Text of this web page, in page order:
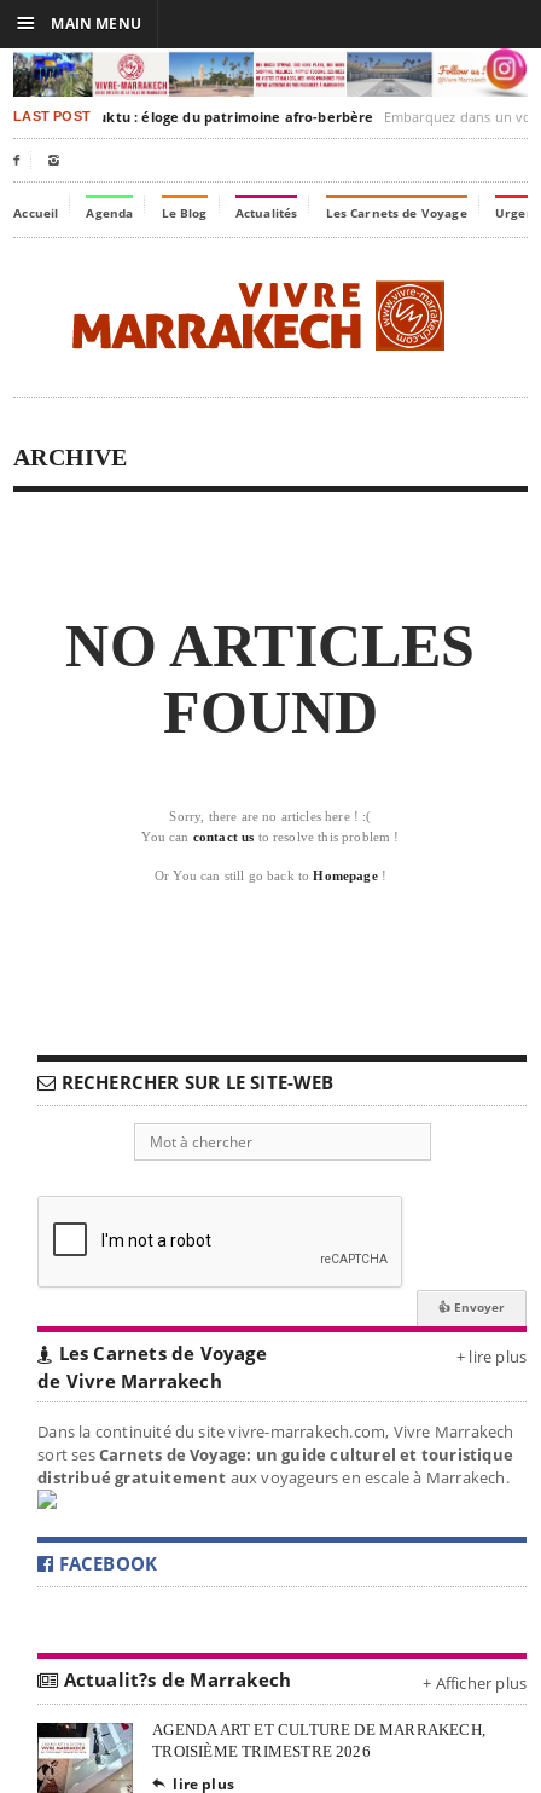
LAST POSTTimbuktu : éloge du patrimoine afro-berbère Embarquez dans un voyage culturel dans le
 
Accueil Agenda Le Blog Actualités Les Carnets de Voyage
ARCHIVE
NO ARTICLES
FOUND
Sorry, there are no articles here ! :(
You can contact us to resolve this problem !
Or You can still go back toHomepage!
RECHERCHER SUR LE SITE-WEB
Les Carnets de Voyage
de Vivre Marrakech
+ lire plus
Dans la continuité du site vivre-marrakech.com, Vivre Marrakech
sort sesCarnets de Voyage: un guide culturel et touristique
distribué gratuitement aux voyageurs en escale à Marrakech.
FACEBOOK
Actualit?s de Marrakech + Afficher plus
AGENDA ART ET CULTURE DE MARRAKECH,
TROISIÈME TRIMESTRE 2026
 lire plus
☰ MAIN MENU